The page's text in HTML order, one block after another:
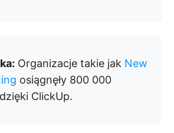
Organizacje takie jak New
osiągnęły 800 000
ClickUp.